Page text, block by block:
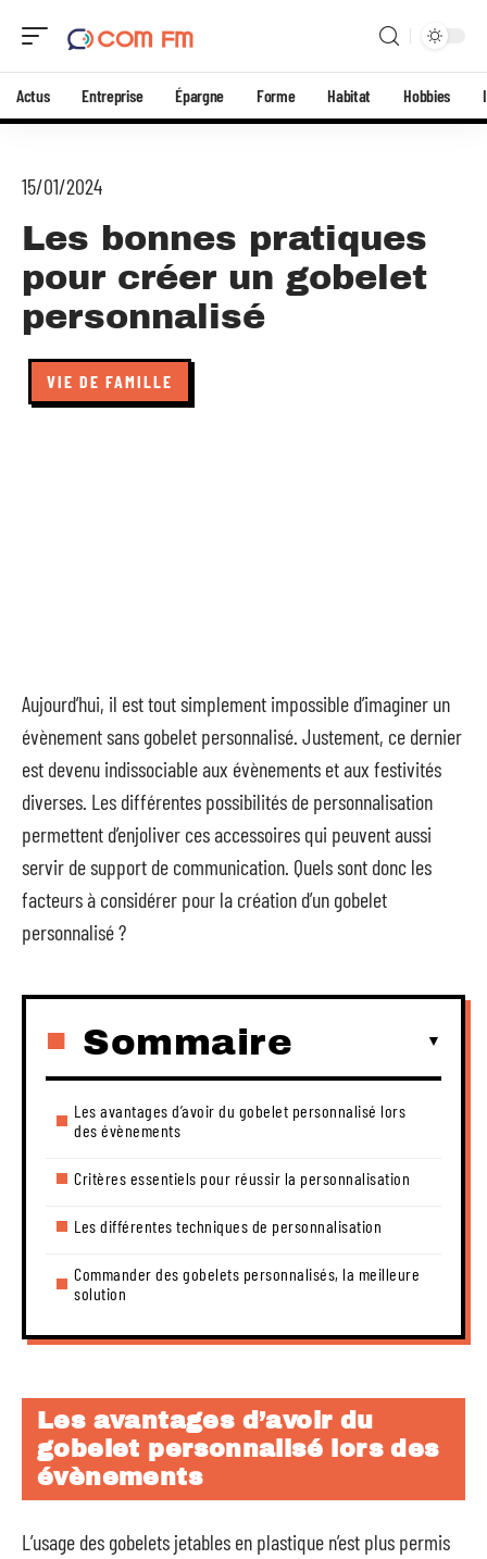
Actus Entreprise Épargne Forme Habitat Hobbies
15/01/2024
Les bonnes pratiques
pour créer un gobelet
personnalisé
VIE DE FAMILLE
Aujourd’hui, il est tout simplement impossible d’imaginer un
évènement sans gobelet personnalisé. Justement, ce dernier
est devenu indissociable aux évènements et aux festivités
diverses. Les différentes possibilités de personnalisation
permettent d’enjoliver ces accessoires qui peuvent aussi
servir de support de communication. Quels sont donc les
facteurs à considérer pour la création d’un gobelet
personnalisé ?
Sommaire
Les avantages d’avoir du gobelet personnalisé lors
des évènements
Critères essentiels pour réussir la personnalisation
Les différentes techniques de personnalisation
Commander des gobelets personnalisés, la meilleure
solution
Les avantages d’avoir du
gobelet personnalisé lors des
évènements
L’usage des gobelets jetables en plastique n’est plus permis